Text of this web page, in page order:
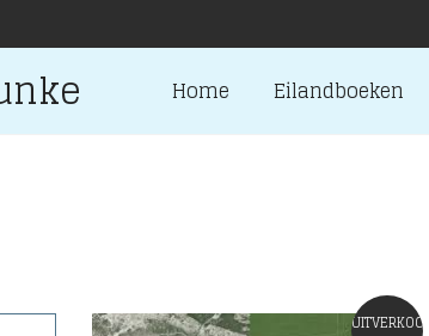
Home Eilandboeken
UITVERKOCHT